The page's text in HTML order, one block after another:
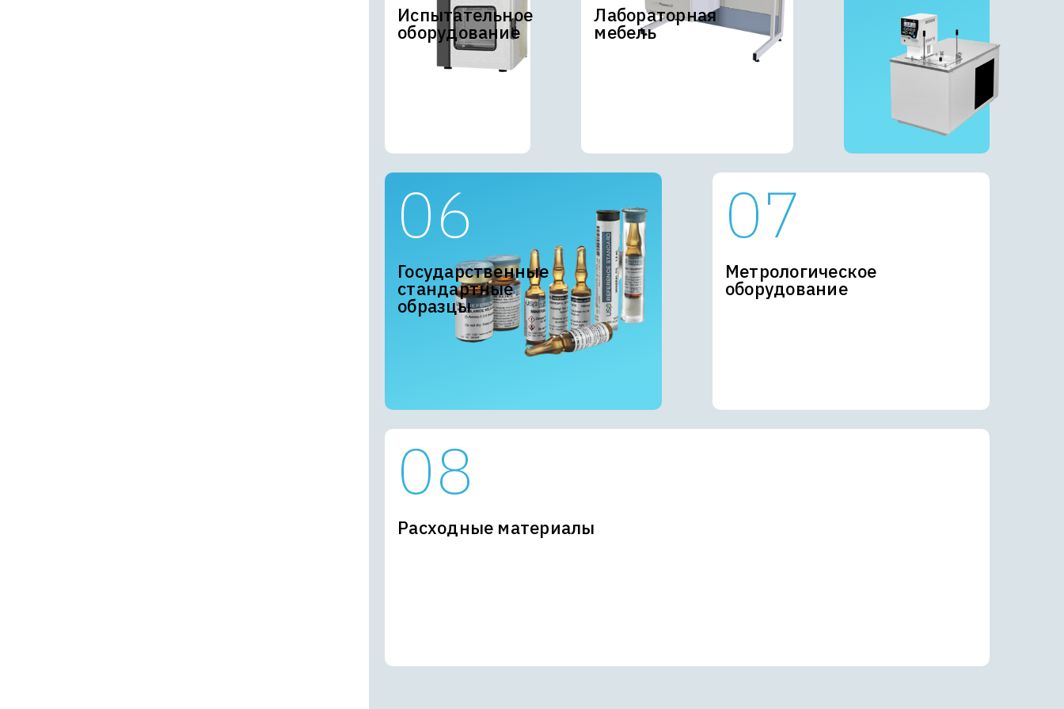
Испытательное
оборудование
Лабораторная
мебель
Государственные
стандартные
образцы
Метрологическое
оборудование
Расходные материалы